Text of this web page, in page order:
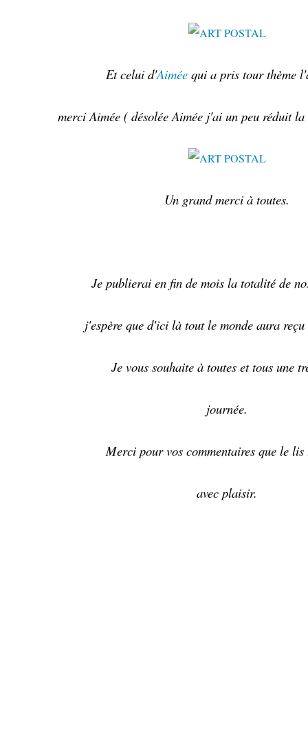
Et celui d'Aiméequi a pris tour thème
merci Aimée ( désolée Aimée j'ai un peu réduit
Un grand merci à toutes.
Je publierai en fin de mois la totalité de
j'espère que d'ici là tout le monde aura
Je vous souhaite à toutes et tous une
journée.
Merci pour vos commentaires que le
avec plaisir.